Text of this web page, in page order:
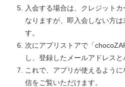
入会する場合は、クレジット
なりますが、即入会しない方
す。
次にアプリストアで「
し、登録したメールアドレスと
これで、アプリが使えるよう
信をご覧いただけます。